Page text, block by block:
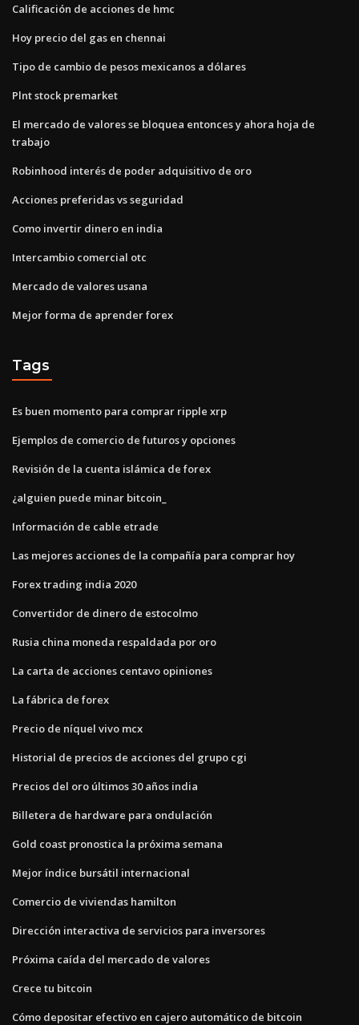
Calificación de acciones de hmc
Hoy precio del gas en chennai
Tipo de cambio de pesos mexicanos a dólares
Plnt stock premarket
El mercado de valores se bloquea entonces y ahora hoja de
trabajo
Robinhood interés de poder adquisitivo de oro
Acciones preferidas vs seguridad
Como invertir dinero en india
Intercambio comercial otc
Mercado de valores usana
Mejor forma de aprender forex
Tags
Es buen momento para comprar ripple xrp
Ejemplos de comercio de futuros y opciones
Revisión de la cuenta islámica de forex
¿alguien puede minar bitcoin_
Información de cable etrade
Las mejores acciones de la compañía para comprar hoy
Forex trading india 2020
Convertidor de dinero de estocolmo
Rusia china moneda respaldada por oro
La carta de acciones centavo opiniones
La fábrica de forex
Precio de níquel vivo mcx
Historial de precios de acciones del grupo cgi
Precios del oro últimos 30 años india
Billetera de hardware para ondulación
Gold coast pronostica la próxima semana
Mejor índice bursátil internacional
Comercio de viviendas hamilton
Dirección interactiva de servicios para inversores
Próxima caída del mercado de valores
Crece tu bitcoin
Cómo depositar efectivo en cajero automático de bitcoin